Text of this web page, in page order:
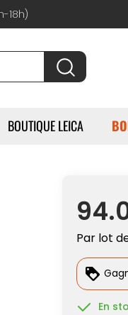
18h)
BOUTIQUE LEICA
Par lot
En